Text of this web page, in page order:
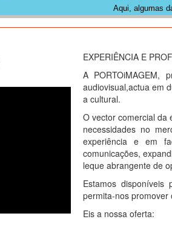
EXPERIÊNCIA E
A PORTOiMAGEM,
audiovisual,actua em
a cultural.
O vector comercial da
necessidades no
experiência e em
comunicações,
leque abrangente de
Estamos
permita-nos promover
Eis a nossa oferta:
Aqui, algumas